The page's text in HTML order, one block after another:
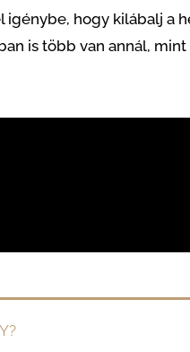
igénybe, hogy kilábalj a
is több van annál,